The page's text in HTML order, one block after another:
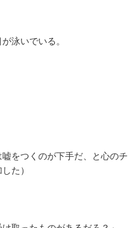
泳いでいる。
嘘をつくのが下手だ、と心の
た）